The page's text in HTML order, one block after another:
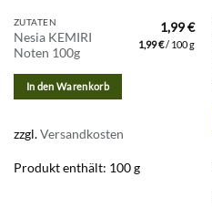
ZUTATEN
Nesia KEMIRI
Noten 100g
1,99€
1,99€/ 100g
In den Warenkorb
zzgl.Versandkosten
Produkt enthält: 100g